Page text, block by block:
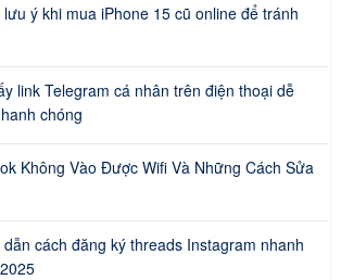
ý khi mua iPhone 15 cũ online để tránh
link Telegram cá nhân trên điện thoại dễ
chóng
Không Vào Được Wifi Và Những Cách Sửa
cách đăng ký threads Instagram nhanh